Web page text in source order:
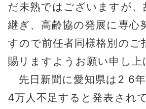
だ未熟ではございますが、
継ぎ、高齢協の発展に専心
すので前任者同様格別のご
賜リますようお願い申し上
先日新聞に愛知県は2 6
4万人不足すると発表され